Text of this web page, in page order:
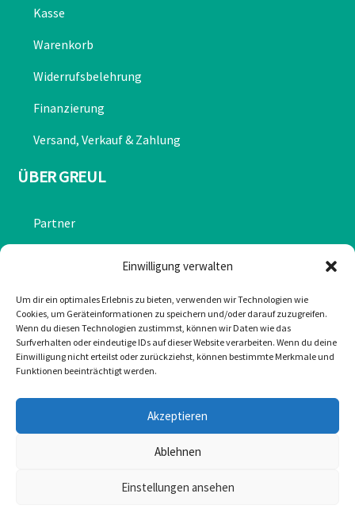
Einwilligung verwalten
Um dir ein optimales Erlebnis zu bieten, verwenden wir Technologien wie
Cookies, um Geräteinformationen zu speichern und/oder darauf zuzugreifen.
Wenn du diesen Technologien zustimmst, können wir Daten wie das
Surfverhalten oder eindeutige IDs auf dieser Website verarbeiten. Wenn du deine
Einwilligung nicht erteilst oder zurückziehst, können bestimmte Merkmale und
Funktionen beeinträchtigt werden.
Akzeptieren
Ablehnen
Einstellungen ansehen
Kasse
Warenkorb
Widerrufsbelehrung
Finanzierung
Versand, Verkauf & Zahlung
ÜBER GREUL
Partner
Impressum
Cookie-Richtlinie (EU)
Mail: office@greulonline.at
Texing 20, 3242 Texing